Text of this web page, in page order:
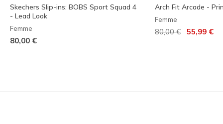
Skechers Slip-ins: BOBS Sport Squad 4
- Lead Look
Femme
80,00 €
Arch Fit Arcade -
Femme
Prix réduit de
80,00 €à 55,99 €